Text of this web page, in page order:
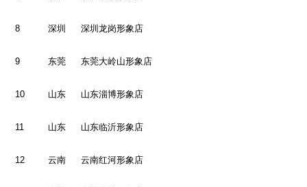
8 深圳 深圳龙岗形象店
9 东莞 东莞大岭山形象店
10 山东 山东淄博形象店
11 山东 山东临沂形象店
12 云南 云南红河形象店